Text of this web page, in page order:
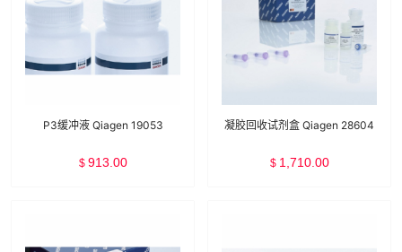
P3缓冲液 Qiagen 19053
$ 913.00
凝胶回收试剂盒 Qiagen 28604
$ 1,710.00